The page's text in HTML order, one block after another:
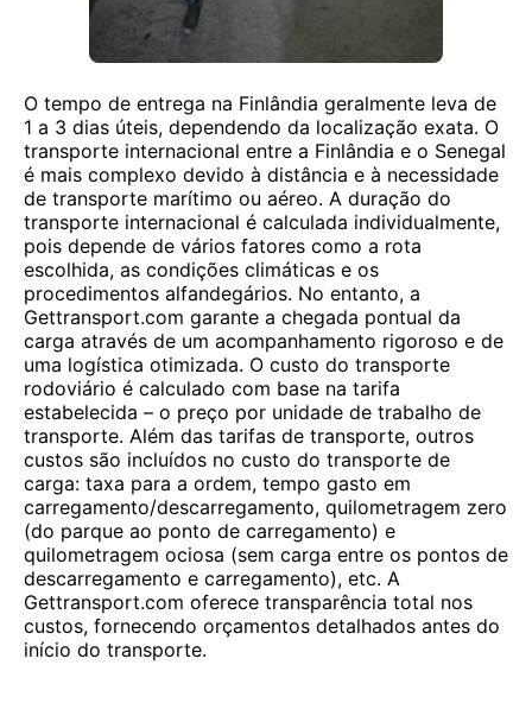
O tempo de entrega na Finlândia geralmente leva de
1 a 3 dias úteis, dependendo da localização exata. O
transporte internacional entre a Finlândia e o Senegal
é mais complexo devido à distância e à necessidade
de transporte marítimo ou aéreo. A duração do
transporte internacional é calculada individualmente,
pois depende de vários fatores como a rota
escolhida, as condições climáticas e os
procedimentos alfandegários. No entanto, a
Gettransport.com garante a chegada pontual da
carga através de um acompanhamento rigoroso e de
uma logística otimizada. O custo do transporte
rodoviário é calculado com base na tarifa
estabelecida – o preço por unidade de trabalho de
transporte. Além das tarifas de transporte, outros
custos são incluídos no custo do transporte de
carga: taxa para a ordem, tempo gasto em
carregamento/descarregamento, quilometragem zero
(do parque ao ponto de carregamento) e
quilometragem ociosa (sem carga entre os pontos de
descarregamento e carregamento), etc. A
Gettransport.com oferece transparência total nos
custos, fornecendo orçamentos detalhados antes do
início do transporte.